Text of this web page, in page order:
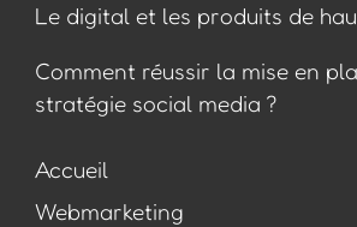
Le digital et les produits de
Comment réussir la mise en
stratégie social media ?
Accueil
Webmarketing